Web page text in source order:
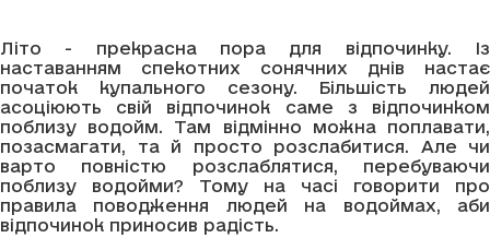
Літо - прекрасна пора для відпочинку. Із
наставанням спекотних сонячних днів настає
початок купального сезону. Більшість людей
асоціюють свій відпочинок саме з відпочинком
поблизу водойм. Там відмінно можна поплавати,
позасмагати, та й просто розслабитися. Але чи
варто повністю розслаблятися, перебуваючи
поблизу водойми? Тому на часі говорити про
правила поводження людей на водоймах, аби
відпочинок приносив радість.